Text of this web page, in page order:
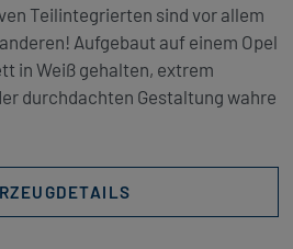
Teilintegrierten sind vor allem
Aufgebaut auf einem Opel
in Weiß gehalten, extrem
durchdachten Gestaltung wahre